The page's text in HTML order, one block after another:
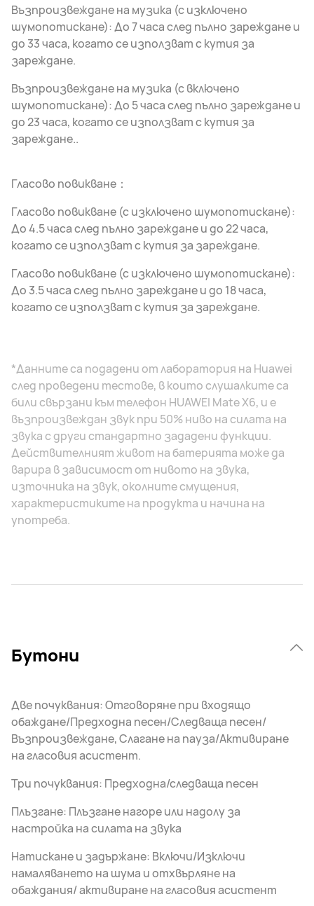
Възпроизвеждане на музика (с изключено
шумопотискане): До 7 часа след пълно зареждане и
до 33 часа, когато се използват с кутия за
зареждане.
Възпроизвеждане на музика (с включено
шумопотискане): До 5 часа след пълно зареждане и
до 23 часа, когато се използват с кутия за
зареждане..
Гласово повикване：
Гласово повикване (с изключено шумопотискане):
До 4.5 часа след пълно зареждане и до 22 часа,
когато се използват с кутия за зареждане.
Гласово повикване (с изключено шумопотискане):
До 3.5 часа след пълно зареждане и до 18 часа,
когато се използват с кутия за зареждане.
*Данните са подадени от лаборатория на Huawei
след проведени тестове, в които слушалките са
били свързани към телефон HUAWEI Mate X6, и е
възпроизвеждан звук при 50% ниво на силата на
звука с други стандартно зададени функции.
Действителният живот на батерията може да
варира в зависимост от нивото на звука,
източника на звук, околните смущения,
характеристиките на продукта и начина на
употреба.
Бутони
Две почуквания: Отговоряне при входящо
обаждане/Предходна песен/Следваща песен/
Възпроизвеждане, Слагане на пауза/Активиране
на гласовия асистент.
Три почуквания: Предходна/следваща песен
Плъзгане: Плъзгане нагоре или надолу за
настройка на силата на звука
Натискане и задържане: Включи/Изключи
намаляването на шума и отхвърляне на
обаждания/ активиране на гласовия асистент